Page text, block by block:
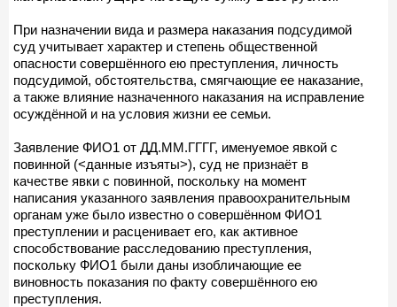
При назначении вида и размера наказания подсудимой
суд учитывает характер и степень общественной
опасности совершённого ею преступления, личность
подсудимой, обстоятельства, смягчающие ее наказание,
а также влияние назначенного наказания на исправление
осуждённой и на условия жизни ее семьи.
Заявление ФИО1 от ДД.ММ.ГГГГ, именуемое явкой с
повинной (<данные изъяты>), суд не признаёт в
качестве явки с повинной, поскольку на момент
написания указанного заявления правоохранительным
органам уже было известно о совершённом ФИО1
преступлении и расценивает его, как активное
способствование расследованию преступления,
поскольку ФИО1 были даны изобличающие ее
виновность показания по факту совершённого ею
преступления.